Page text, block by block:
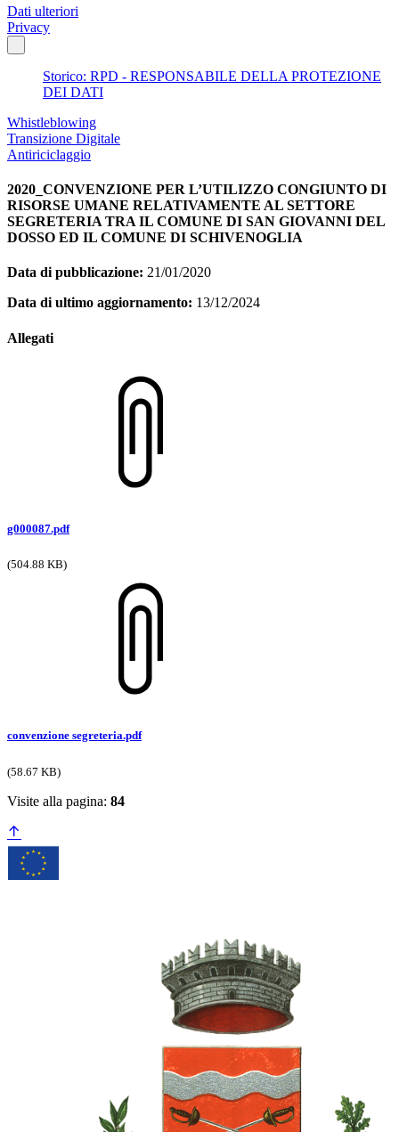
Dati ulteriori
Privacy
Storico: RPD - RESPONSABILE DELLA PROTEZIONE
DEI DATI
Whistleblowing
Transizione Digitale
Antiriciclaggio
2020_CONVENZIONE PER L’UTILIZZO CONGIUNTO DI
RISORSE UMANE RELATIVAMENTE AL SETTORE
SEGRETERIA TRA IL COMUNE DI SAN GIOVANNI DEL
DOSSO ED IL COMUNE DI SCHIVENOGLIA
Data di pubblicazione: 21/01/2020
Data di ultimo aggiornamento: 13/12/2024
Allegati
g000087.pdf
(504.88 KB)
convenzione segreteria.pdf
(58.67 KB)
Visite alla pagina: 84